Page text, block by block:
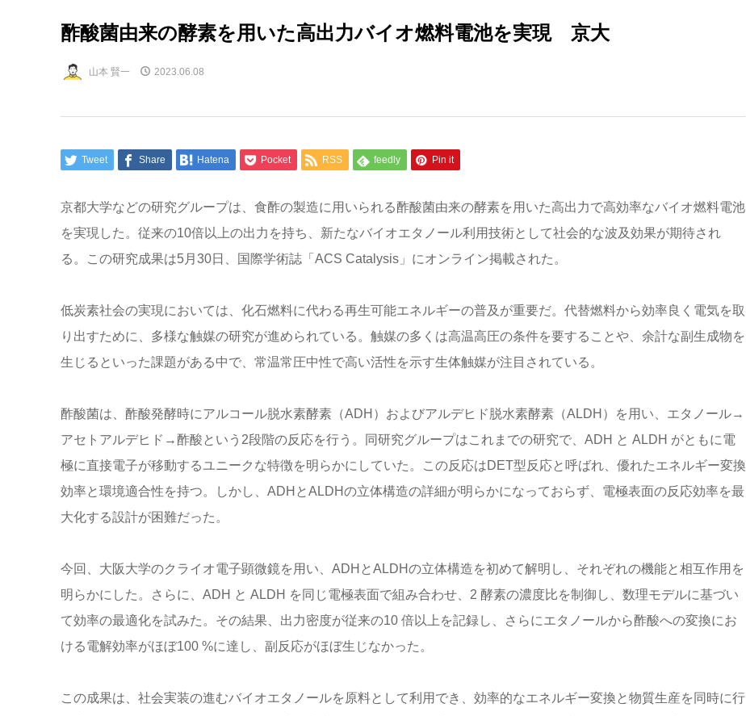
酢酸菌由来の酵素を用いた高出力バイオ燃料電池を実現 京大
山本 賢一 2023.06.08
Tweet Share Hatena Pocket RSS feedly Pin it
京都大学などの研究グループは、食酢の製造に用いられる酢酸菌由来の酵素を用いた高出力で高効率なバイオ燃料電池
を実現した。従来の10倍以上の出力を持ち、新たなバイオエタノール利用技術として社会的な波及効果が期待され
る。この研究成果は5月30日、国際学術誌「ACS Catalysis」にオンライン掲載された。
低炭素社会の実現においては、化石燃料に代わる再生可能エネルギーの普及が重要だ。代替燃料から効率良く電気を取
り出すために、多様な触媒の研究が進められている。触媒の多くは高温高圧の条件を要することや、余計な副生成物を
生じるといった課題がある中で、常温常圧中性で高い活性を示す生体触媒が注目されている。
酢酸菌は、酢酸発酵時にアルコール脱水素酵素（ADH）およびアルデヒド脱水素酵素（ALDH）を用い、エタノール→
アセトアルデヒド→酢酸という2段階の反応を行う。同研究グループはこれまでの研究で、ADH と ALDH がともに電
極に直接電子が移動するユニークな特徴を明らかにしていた。この反応はDET型反応と呼ばれ、優れたエネルギー変換
効率と環境適合性を持つ。しかし、ADHとALDHの立体構造の詳細が明らかになっておらず、電極表面の反応効率を最
大化する設計が困難だった。
今回、大阪大学のクライオ電子顕微鏡を用い、ADHとALDHの立体構造を初めて解明し、それぞれの機能と相互作用を
明らかにした。さらに、ADH と ALDH を同じ電極表面で組み合わせ、2 酵素の濃度比を制御し、数理モデルに基づい
て効率の最適化を試みた。その結果、出力密度が従来の10 倍以上を記録し、さらにエタノールから酢酸への変換にお
ける電解効率がほぼ100 %に達し、副反応がほぼ生じなかった。
この成果は、社会実装の進むバイオエタノールを原料として利用でき、効率的なエネルギー変換と物質生産を同時に行